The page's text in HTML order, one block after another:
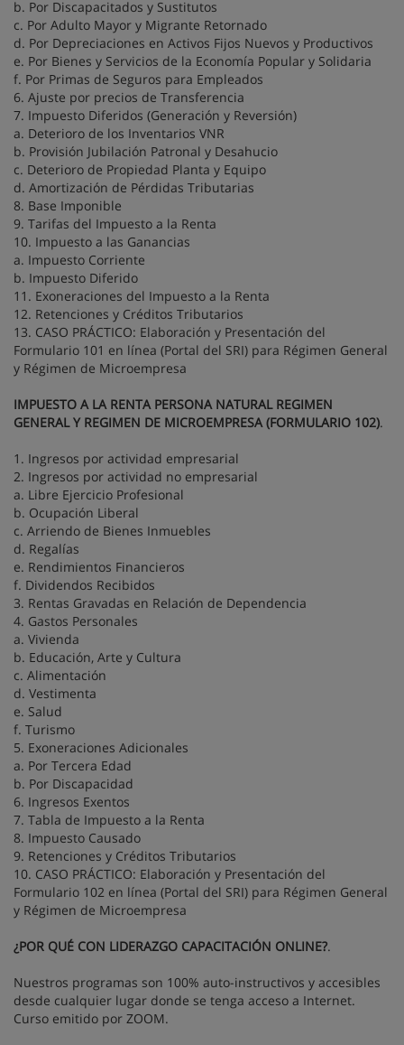
b. Por Discapacitados y Sustitutos
c. Por Adulto Mayor y Migrante Retornado
d. Por Depreciaciones en Activos Fijos Nuevos y Productivos
e. Por Bienes y Servicios de la Economía Popular y Solidaria
f. Por Primas de Seguros para Empleados
6. Ajuste por precios de Transferencia
7. Impuesto Diferidos (Generación y Reversión)
a. Deterioro de los Inventarios VNR
b. Provisión Jubilación Patronal y Desahucio
c. Deterioro de Propiedad Planta y Equipo
d. Amortización de Pérdidas Tributarias
8. Base Imponible
9. Tarifas del Impuesto a la Renta
10. Impuesto a las Ganancias
a. Impuesto Corriente
b. Impuesto Diferido
11. Exoneraciones del Impuesto a la Renta
12. Retenciones y Créditos Tributarios
13. CASO PRÁCTICO: Elaboración y Presentación del
Formulario 101 en línea (Portal del SRI) para Régimen General
y Régimen de Microempresa
IMPUESTO A LA RENTA PERSONA NATURAL REGIMEN
GENERAL Y REGIMEN DE MICROEMPRESA (FORMULARIO 102).
1. Ingresos por actividad empresarial
2. Ingresos por actividad no empresarial
a. Libre Ejercicio Profesional
b. Ocupación Liberal
c. Arriendo de Bienes Inmuebles
d. Regalías
e. Rendimientos Financieros
f. Dividendos Recibidos
3. Rentas Gravadas en Relación de Dependencia
4. Gastos Personales
a. Vivienda
b. Educación, Arte y Cultura
c. Alimentación
d. Vestimenta
e. Salud
f. Turismo
5. Exoneraciones Adicionales
a. Por Tercera Edad
b. Por Discapacidad
6. Ingresos Exentos
7. Tabla de Impuesto a la Renta
8. Impuesto Causado
9. Retenciones y Créditos Tributarios
10. CASO PRÁCTICO: Elaboración y Presentación del
Formulario 102 en línea (Portal del SRI) para Régimen General
y Régimen de Microempresa
¿POR QUÉ CON LIDERAZGO CAPACITACIÓN ONLINE?.
Nuestros programas son 100% auto-instructivos y accesibles
desde cualquier lugar donde se tenga acceso a Internet.
Curso emitido por ZOOM.